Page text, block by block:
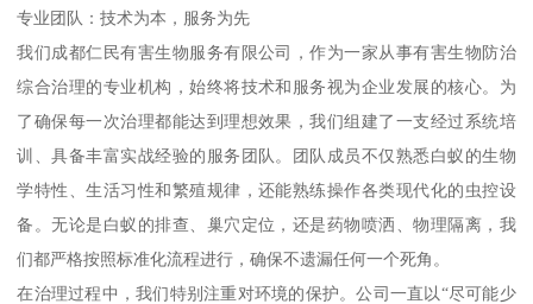
专业团队：技术为本，服务为先
我们成都仁民有害生物服务有限公司，作为一家从事有害生物防治
综合治理的专业机构，始终将技术和服务视为企业发展的核心。为
了确保每一次治理都能达到理想效果，我们组建了一支经过系统培
训、具备丰富实战经验的服务团队。团队成员不仅熟悉白蚁的生物
学特性、生活习性和繁殖规律，还能熟练操作各类现代化的虫控设
备。无论是白蚁的排查、巢穴定位，还是药物喷洒、物理隔离，我
们都严格按照标准化流程进行，确保不遗漏任何一个死角。
在治理过程中，我们特别注重对环境的保护。公司一直以“尽可能少